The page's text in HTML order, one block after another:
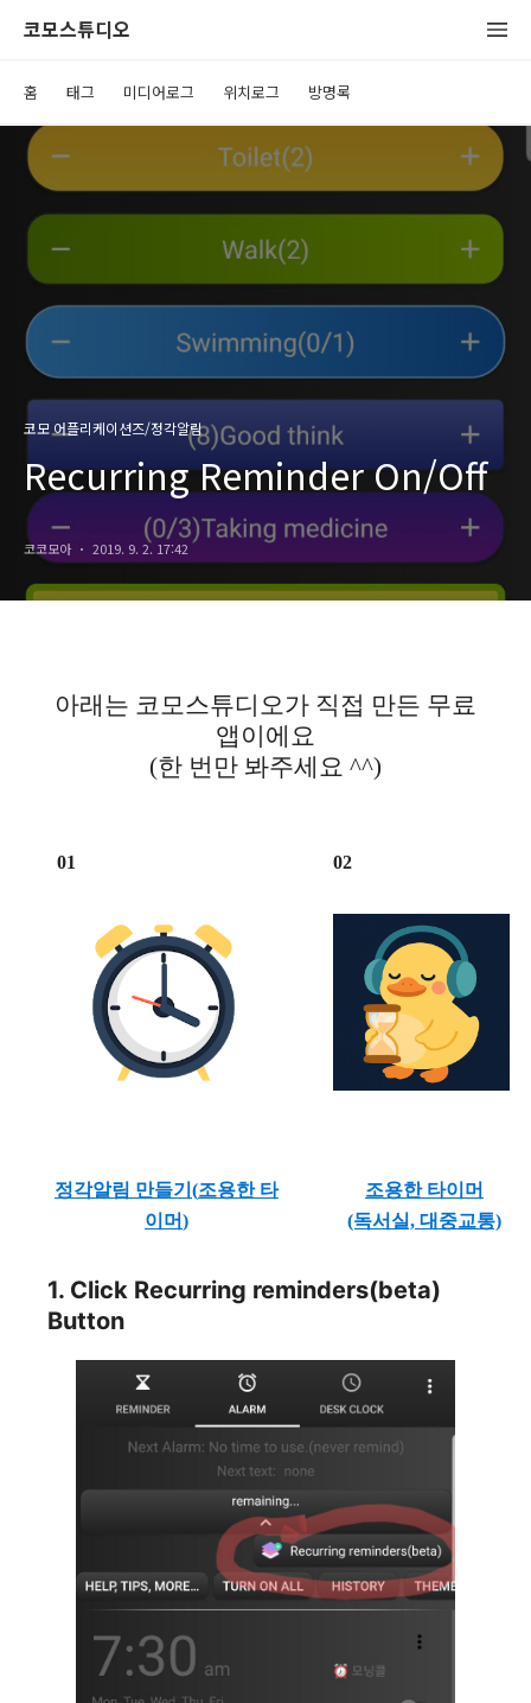
코모스튜디오
홈 태그 미디어로그 위치로그 방명록
코모 어플리케이션즈/정각알림
Recurring Reminder On/Off
코코모아 2019. 9. 2. 17:42
아래는 코모스튜디오가 직접 만든 무료
앱이에요
(한 번만 봐주세요 ^^)
01 02
정각알림 만들기(조용한 타
이머)
조용한 타이머
(독서실, 대중교통)
1. Click Recurring reminders(beta)
Button